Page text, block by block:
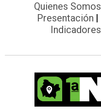
Quienes Somos
Presentación